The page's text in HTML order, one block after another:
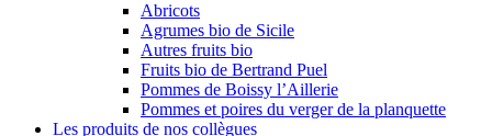
Abricots
Agrumes bio de Sicile
Autres fruits bio
Fruits bio de Bertrand Puel
Pommes de Boissy l’Aillerie
Pommes et poires du verger de la planquette
Les produits de nos collègues